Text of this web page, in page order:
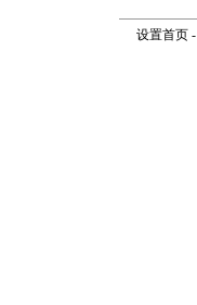
设置首页-